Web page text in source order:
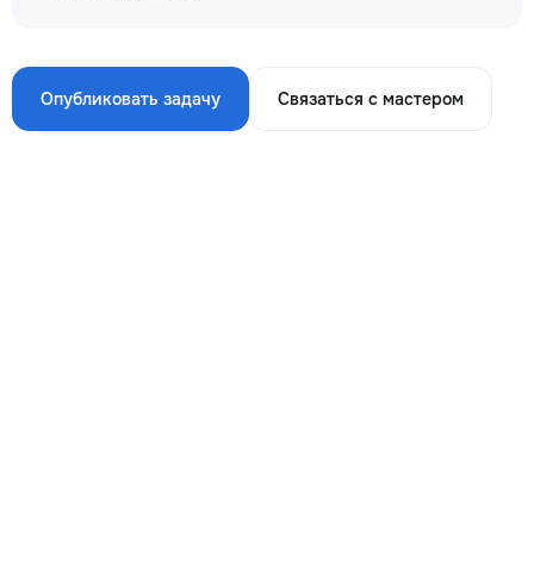
Опубликовать задачу Связаться с мастером